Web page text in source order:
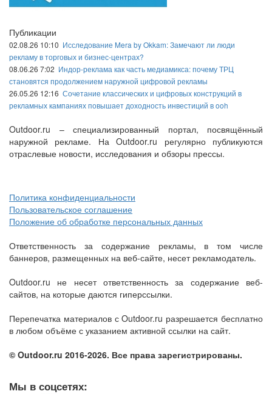
Публикации
02.08.26 10:10 Исследование Mera by Okkam: Замечают ли люди
рекламу в торговых и бизнес-центрах?
08.06.26 7:02 Индор-реклама как часть медиамикса: почему ТРЦ
становятся продолжением наружной цифровой рекламы
26.05.26 12:16 Сочетание классических и цифровых конструкций в
рекламных кампаниях повышает доходность инвестиций в ooh
Outdoor.ru – специализированный портал, посвящённый
наружной рекламе. На Outdoor.ru регулярно публикуются
отраслевые новости, исследования и обзоры прессы.
Политика конфиденциальности
Пользовательское соглашение
Положение об обработке персональных данных
Ответственность за содержание рекламы, в том числе
баннеров, размещенных на веб-сайте, несет рекламодатель.
Outdoor.ru не несет ответственность за содержание веб-
сайтов, на которые даются гиперссылки.
Перепечатка материалов с Outdoor.ru разрешается бесплатно
в любом объёме с указанием активной ссылки на сайт.
© Outdoor.ru 2016-2026. Все права зарегистрированы.
Мы в соцсетях: